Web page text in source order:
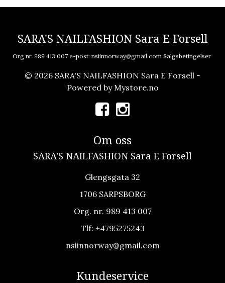
SARA'S NAILFASHION Sara E Forsell
Org nr. 989 413 007 e-post: nsiinnorway@gmail.com Salgsbetingelser
© 2026 SARA'S NAILFASHION Sara E Forsell -
Powered by Mystore.no
Om oss
SARA'S NAILFASHION Sara E Forsell
Glengsgata 32
1706 SARPSBORG
Org. nr. 989 413 007
Tlf: +4795275243
nsiinnorway@gmail.com
Kundeservice